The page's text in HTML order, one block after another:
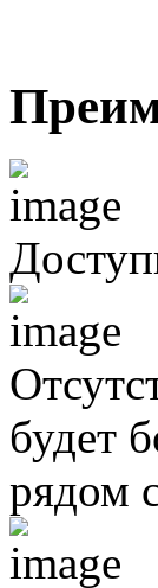
будет
рядом